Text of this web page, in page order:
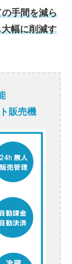
手間を減ら
幅に削減す
販売機